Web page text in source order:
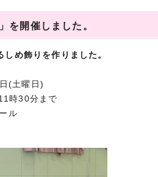
を開催しました。
め飾りを作りました。
(土曜日)
30分まで
ル